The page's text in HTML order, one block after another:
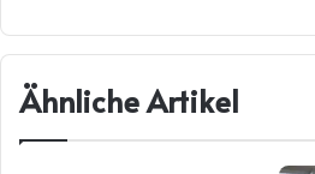
Ähnliche Artikel